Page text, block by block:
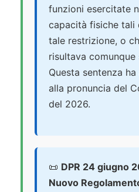
funzioni esercitate
capacità fisiche tali
tale restrizione, o
risultava
Questa sentenza
alla pronuncia del
del 2026.
📜 DPR 24 giugno
Nuovo